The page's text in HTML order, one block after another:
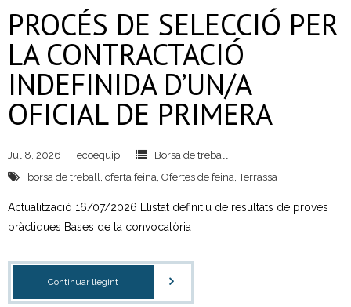
- Neteja a alta pressió
- Festes i activitats a l’aire lliure
Residus Municipals
- Recollida selectiva
- - Fraccions de residus
- Neteja i reparació de contenidors
PROCÉS DE SELECCIÓ PER
LA CONTRACTACIÓ
INDEFINIDA D’UN/A
OFICIAL DE PRIMERA
Jul 8, 2026 ecoequip
Borsa de treball
borsa de treball oferta feina Ofertes de feina ,Terrassa
Actualització 16/07/2026 Llistat definitiu de resultats de proves
pràctiques Bases de la convocatòria
Continuar llegint